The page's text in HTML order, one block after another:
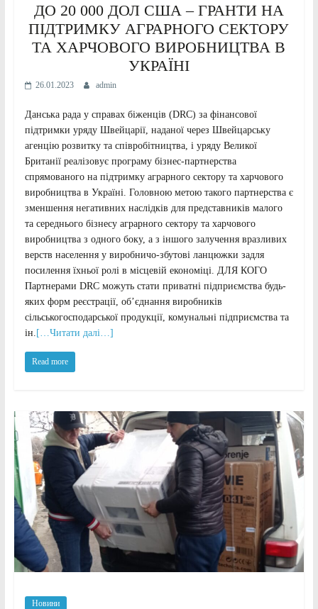
ДО 20 000 ДОЛ США – ГРАНТИ НА
ПІДТРИМКУ АГРАРНОГО СЕКТОРУ
ТА ХАРЧОВОГО ВИРОБНИЦТВА В
УКРАЇНІ
26.01.2023 admin
Данська рада у справах біженців (DRC) за фінансової
підтримки уряду Швейцарії, наданої через Швейцарську
агенцію розвитку та співробітництва, і уряду Великої
Британії реалізовує програму бізнес-партнерства
спрямованого на підтримку аграрного сектору та харчового
виробництва в Україні. Головною метою такого партнерства є
зменшення негативних наслідків для представників малого
та середнього бізнесу аграрного сектору та харчового
виробництва з одного боку, а з іншого залучення вразливих
верств населення у виробничо-збутові ланцюжки задля
посилення їхньої ролі в місцевій економіці. ДЛЯ КОГО
Партнерами DRC можуть стати приватні підприємства будь-
яких форм реєстрації, об’єднання виробників
сільськогосподарської продукції, комунальні підприємства та
ін. […Читати далі…]
Read more
Новини